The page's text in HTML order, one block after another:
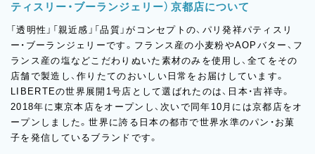
ティスリー・ブーランジェリー）京都店について
「透明性」「親近感」「品質」がコンセプトの、パリ発祥パティスリ
ー・ブーランジェリーです。フランス産の小麦粉やAOPバター、フ
ランス産の塩などこだわりぬいた素材のみを使用し、全てをその
店舗で製造し、作りたてのおいしい日常をお届けしています。
LIBERTEの世界展開1号店として選ばれたのは、日本・吉祥寺。
2018年に東京本店をオープンし、次いで同年10月には京都店をオ
ープンしました。世界に誇る日本の都市で世界水準のパン・お菓
子を発信しているブランドです。